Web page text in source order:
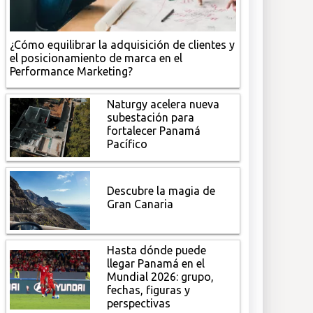
¿Cómo equilibrar la adquisición de clientes y
el posicionamiento de marca en el
Performance Marketing?
Naturgy acelera nueva
subestación para
fortalecer Panamá
Pacífico
Descubre la magia de
Gran Canaria
Hasta dónde puede
llegar Panamá en el
Mundial 2026: grupo,
fechas, figuras y
perspectivas